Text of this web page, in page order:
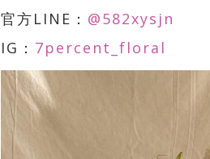
官方LINE： @582xysjn
IG： 7percent_floral